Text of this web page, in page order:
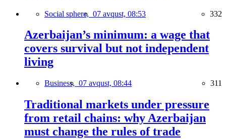
Social sphere, 07 avqust, 08:53 332
Azerbaijan’s minimum: a wage that
covers survival but not independent
living
Business, 07 avqust, 08:44 311
Traditional markets under pressure
from retail chains: why Azerbaijan
must change the rules of trade